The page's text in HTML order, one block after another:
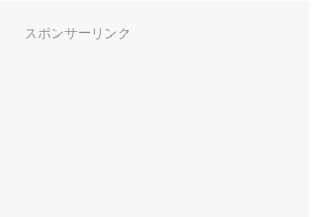
スポンサーリンク